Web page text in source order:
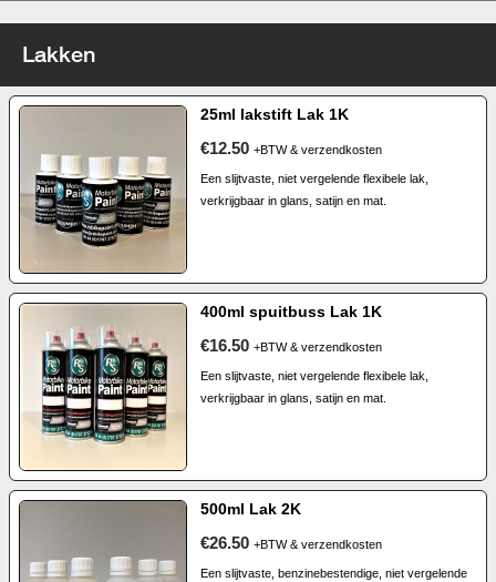
Lakken
25ml lakstift Lak 1K
€12.50 +BTW & verzendkosten
Een slijtvaste, niet vergelende flexibele lak,
verkrijgbaar in glans, satijn en mat.
400ml spuitbuss Lak 1K
€16.50 +BTW & verzendkosten
Een slijtvaste, niet vergelende flexibele lak,
verkrijgbaar in glans, satijn en mat.
500ml Lak 2K
€26.50 +BTW & verzendkosten
Een slijtvaste, benzinebestendige, niet vergelende